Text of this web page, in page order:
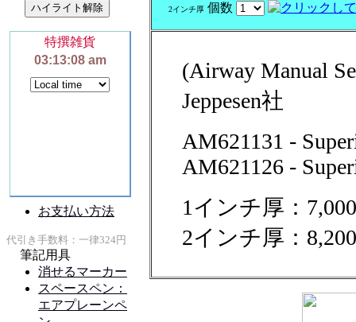
2インチ厚 個数
(Airway Manual
Jeppesen社
AM621131 -
AM621126 -
1インチ厚：
2インチ厚：